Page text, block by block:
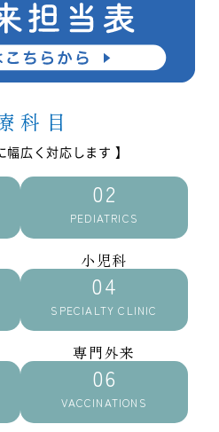
科目
PEDIATRICS
小児科
SPECIALTY CLINIC
専門外来
VACCINATIONS